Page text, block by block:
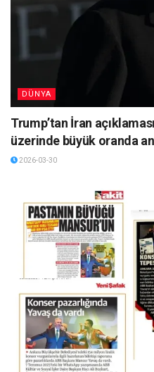
DÜNYA
Trump’tan İran
üzerinde büyük oranda
2026-03-30